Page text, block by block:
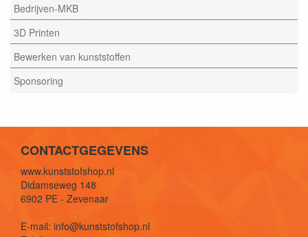
Bedrijven-MKB
3D Printen
Bewerken van kunststoffen
Sponsoring
CONTACTGEGEVENS
www.kunststofshop.nl
Didamseweg 148
6902 PE - Zevenaar
E-mail: info@kunststofshop.nl